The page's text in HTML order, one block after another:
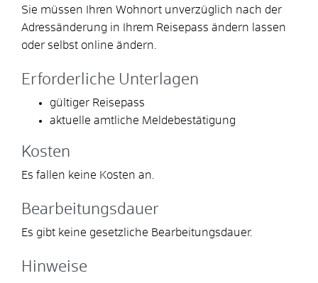
Sie müssen Ihren Wohnort unverzüglich nach der
Adressänderung in Ihrem Reisepass ändern lassen
oder selbst online ändern.
Erforderliche Unterlagen
gültiger Reisepass
aktuelle amtliche Meldebestätigung
Kosten
Es fallen keine Kosten an.
Bearbeitungsdauer
Es gibt keine gesetzliche Bearbeitungsdauer.
Hinweise